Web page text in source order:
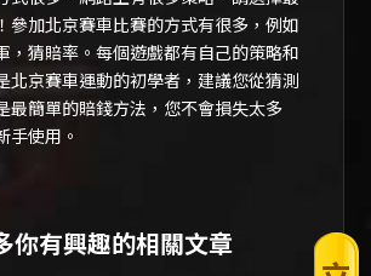
參加北京賽車比賽的方式有很多，例如
，猜賠率。每個遊戲都有自己的策略和
北京賽車運動的初學者，建議您從猜測
最簡單的賠錢方法，您不會損失太多
手使用。
你有興趣的相關文章